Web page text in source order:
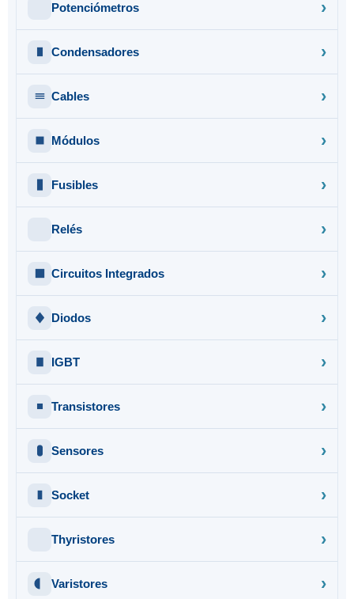
Potenciómetros
Condensadores
Cables
Módulos
Fusibles
Relés
Circuitos Integrados
Diodos
IGBT
Transistores
Sensores
Socket
Thyristores
Varistores